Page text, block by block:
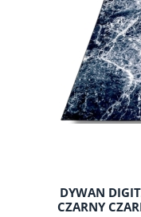
DYWAN
CZARNY